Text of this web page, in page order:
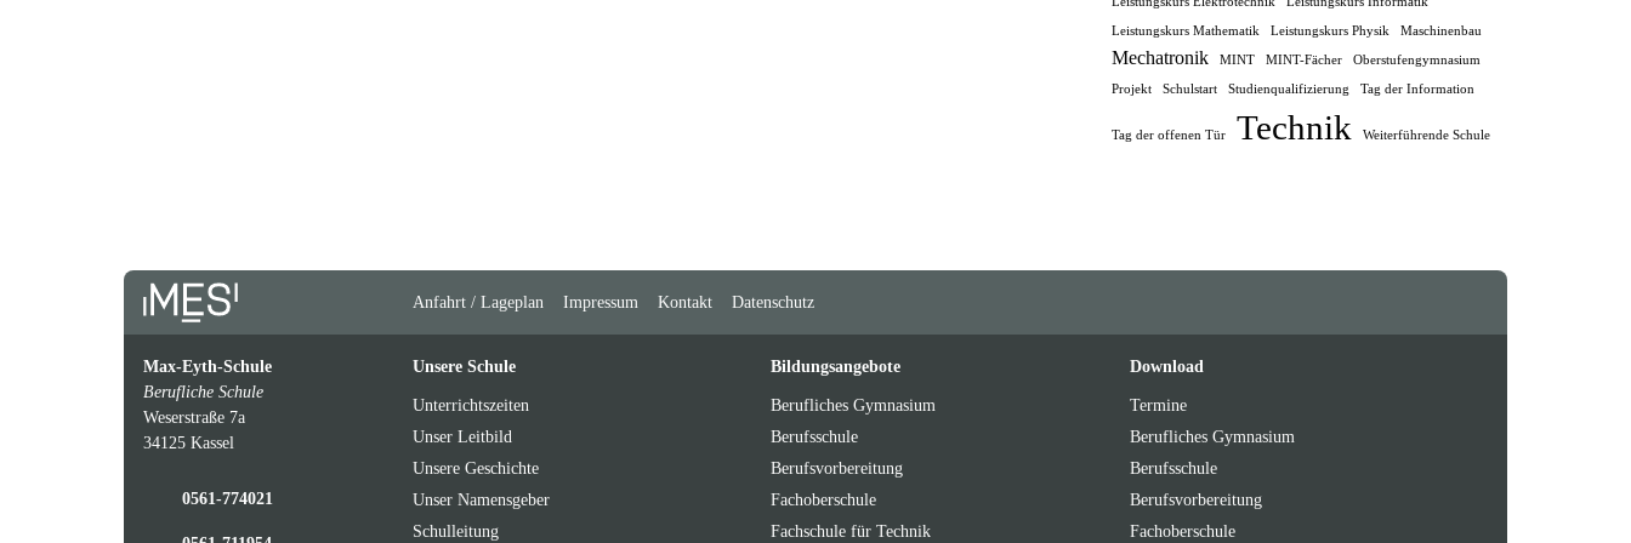
Leistungskurs Mathematik Leistungskurs Physik Maschinenbau
Mechatronik MINT MINT-Fächer Oberstufengymnasium
Projekt Schulstart Studienqualifizierung Tag der Information
Tag der offenen Tür Technik Weiterführende Schule
Anfahrt / Lageplan Impressum Kontakt Datenschutz
Max-Eyth-Schule
Berufliche Schule
Weserstraße 7a
34125 Kassel
0561-774021
Unsere Schule
Unterrichtszeiten
Unser Leitbild
Unsere Geschichte
Unser Namensgeber
Schulleitung
Bildungsangebote
Berufliches Gymnasium
Berufsschule
Berufsvorbereitung
Fachoberschule
Fachschule für Technik
Download
Termine
Berufliches Gymnasium
Berufsschule
Berufsvorbereitung
Fachoberschule